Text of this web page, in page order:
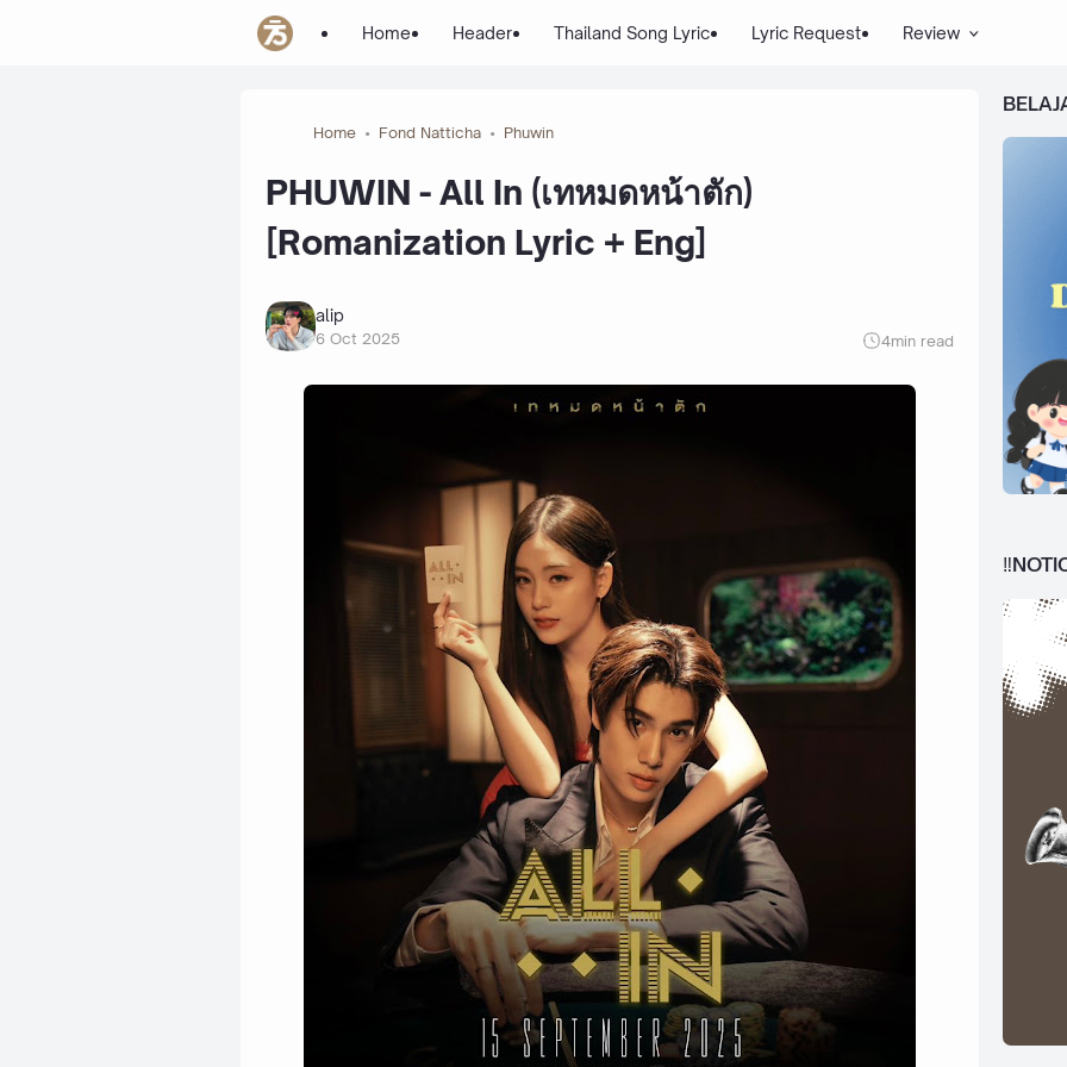
Home Header Thailand Song Lyric Lyric Request Review
Home Fond Natticha Phuwin
PHUWIN - All In (เทหมดหน้าตัก)
[Romanization Lyric + Eng]
alip
6 Oct 2025 4min read